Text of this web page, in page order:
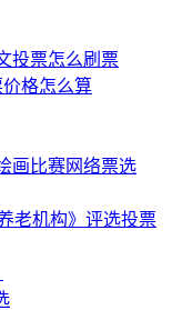
投票怎么刷票
格怎么算
画比赛网络票选
老机构》评选投票